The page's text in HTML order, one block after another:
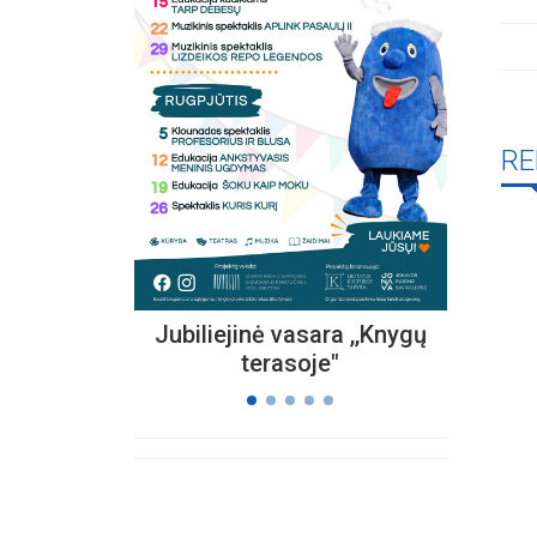
Jubiliejinė vasara ,,Knygų
terasoje"